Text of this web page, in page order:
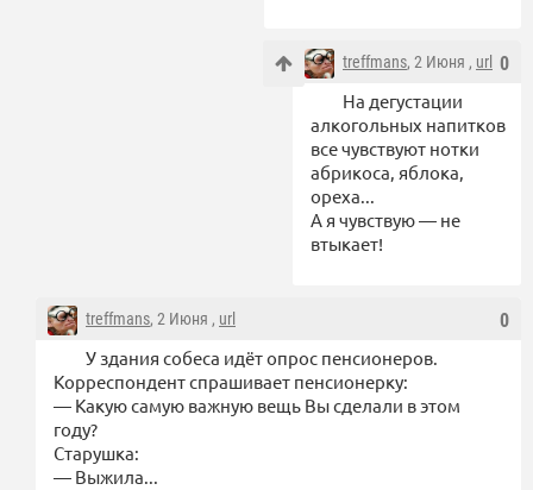
0
treffmans, 2 Июня , url
На дегустации
алкогольных напитков
все чувствуют нотки
абрикоса, яблока,
ореха...
А я чувствую — не
втыкает!
0
treffmans, 2 Июня , url
У здания собеса идёт опрос пенсионеров.
Корреспондент спрашивает пенсионерку:
— Какую самую важную вещь Вы сделали в этом
году?
Старушка:
— Выжила...